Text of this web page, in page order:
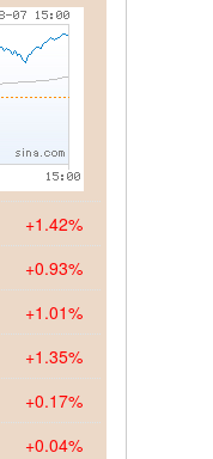
+1.42%
+0.93%
+1.01%
+1.35%
+0.17%
+0.04%